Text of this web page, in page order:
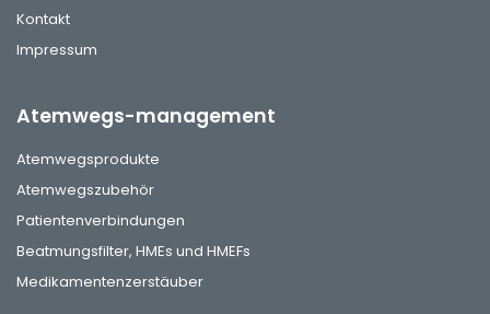
Kontakt
Impressum
Atemwegs-management
Atemwegsprodukte
Atemwegszubehör
Patientenverbindungen
Beatmungsfilter, HMEs und HMEFs
Medikamentenzerstäuber